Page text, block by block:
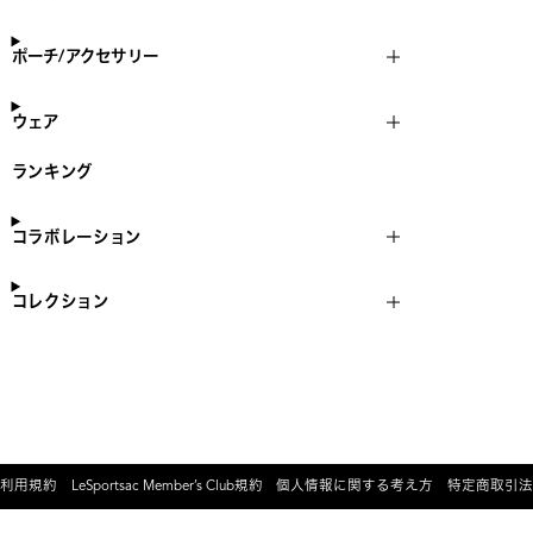
ポーチ/アクセサリー
ウェア
ランキング
コラボレーション
コレクション
利用規約 LeSportsac Member’s Club規約 個人情報に関する考え方 特定商取引